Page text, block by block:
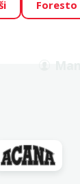
🍖 →
gada
Foresto
Complete